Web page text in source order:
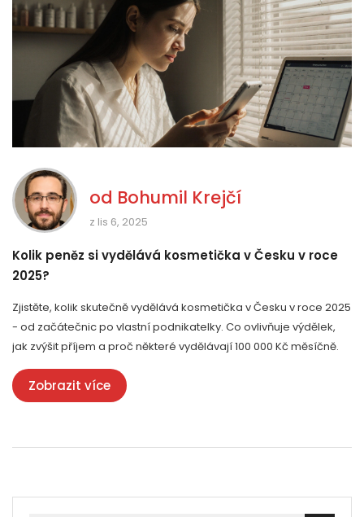
od Bohumil Krejčí
z lis 6, 2025
Kolik peněz si vydělává kosmetička v Česku v roce
2025?
Zjistěte, kolik skutečně vydělává kosmetička v Česku v roce 2025
- od začátečnic po vlastní podnikatelky. Co ovlivňuje výdělek,
jak zvýšit příjem a proč některé vydělávají 100 000 Kč měsíčně.
Zobrazit více